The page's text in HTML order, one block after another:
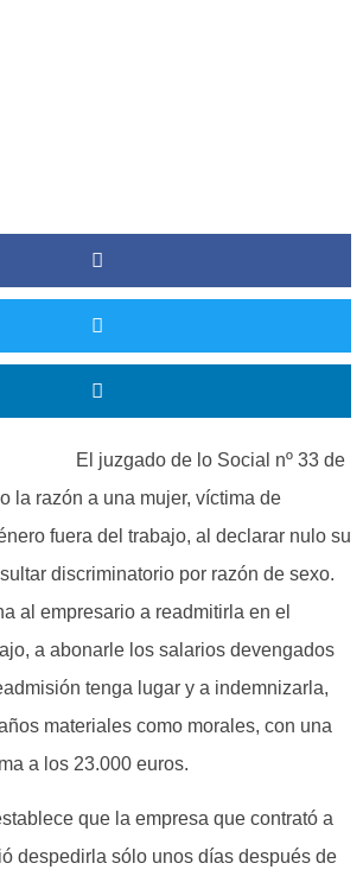
El juzgado de lo Social nº 33 de
la razón a una mujer, víctima de
fuera del trabajo, al declarar nulo su
discriminatorio por razón de sexo.
al empresario a readmitirla en el
a abonarle los salarios devengados
tenga lugar y a indemnizarla,
materiales como morales, con una
a los 23.000 euros.
que la empresa que contrató a
despedirla sólo unos días después de